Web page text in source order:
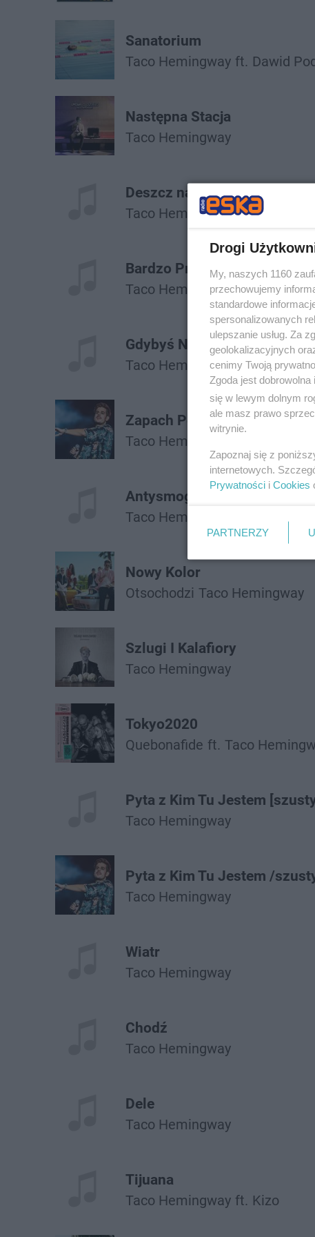
Sanatorium
Taco Hemingway ft. Dawid
Następna Stacja
Taco Hemingway
Deszcz na Betonie (Prod.
Taco Hemingway
Bardzo Proszę (Szusty
Taco Hemingway
Gdybyś Nie Istniała (Szusty
Taco Hemingway
Zapach Perfum/follow You /
Taco Hemingway
Antysmogowa Maska w
Taco Hemingway
Nowy Kolor
Otsochodzi Taco Hemingway
Szlugi I Kalafiory
Taco Hemingway
Tokyo2020
Quebonafide ft. Taco
Pyta z Kim Tu Jestem
Taco Hemingway
Pyta z Kim Tu Jestem /
Taco Hemingway
Wiatr
Taco Hemingway
Chodź
Taco Hemingway
Dele
Taco Hemingway
Tijuana
Taco Hemingway ft. Kizo
Drogi
My, naszych 1160
przechowujemy
standardowe
spersonalizowanych
ulepszanie usług. Za
geolokalizacyjnych
cenimy Twoją
Zgoda jest
się w lewym dolnym
ale masz prawo
witrynie.
Zapoznaj się z
internetowych.
Prywatności i Cookies
PARTNERZY